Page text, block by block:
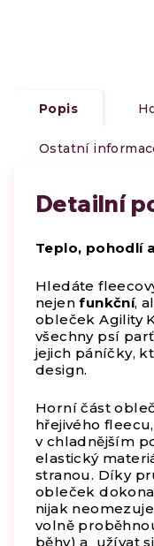
Popis
Ostatní
Detailní
Teplo, pohodlí
Hledáte
nejenfunkční,
obleček Agility
všechny psí
jejich páníčky,
design.
Horní část
hřejivého
v chladnějším
elastický
stranou. Díky
obleček
nijak
volně
běhy) a užívat